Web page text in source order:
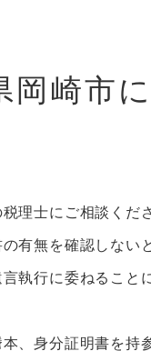
岡崎市
理士にご相談くだ
有無を確認しない
執行に委ねること
、身分証明書を持